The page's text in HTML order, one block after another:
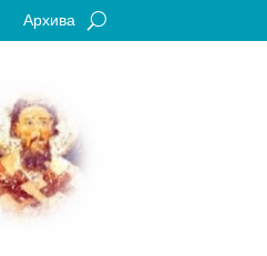
Архива